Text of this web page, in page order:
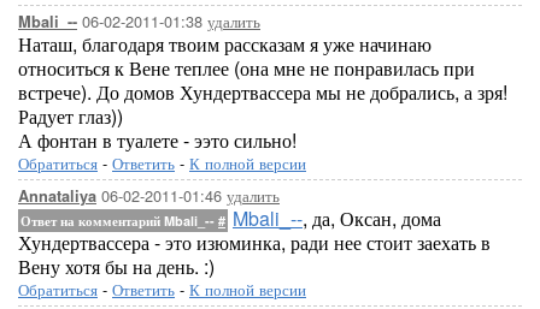
Mbali_-- 06-02-2011-01:38 удалить
Наташ, благодаря твоим рассказам я уже начинаю
относиться к Вене теплее (она мне не понравилась при
встрече). До домов Хундертвассера мы не добрались, а зря!
Радует глаз))
А фонтан в туалете - ээто сильно!
Обратиться - Ответить - К полной версии
Annataliya 06-02-2011-01:46 удалить
Ответ на комментарий Mbali_-- # Mbali_--, да, Оксан, дома
Хундертвассера - это изюминка, ради нее стоит заехать в
Вену хотя бы на день. :)
Обратиться - Ответить - К полной версии